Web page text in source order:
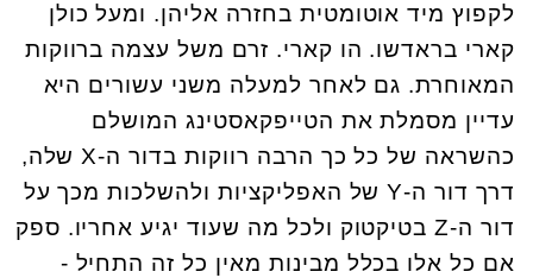
לקפוץ מיד אוטומטית בחזרה אליהן. ומעל כולן
קארי בראדשו. הו קארי. זרם משל עצמה ברווקות
המאוחרת. גם לאחר למעלה משני עשורים היא
עדיין מסמלת את הטייפקאסטינג המושלם
כהשראה של כל כך הרבה רווקות בדור ה-X שלה,
דרך דור ה-Y של האפליקציות ולהשלכות מכך על
דור ה-Z בטיקטוק ולכל מה שעוד יגיע אחריו. ספק
אם כל אלו בכלל מבינות מאין כל זה התחיל -